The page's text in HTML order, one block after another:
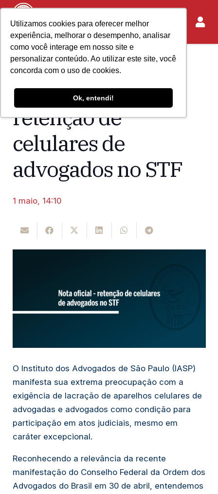
Utilizamos cookies para oferecer melhor
experiência, melhorar o desempenho, analisar
como você interage em nosso site e
personalizar conteúdo. Ao utilizar este site, você
concorda com o uso de cookies.
Ok, entendi!
Home Acontece no IASP
Nota oficial –
retenção de
celulares de
advogados no STF
1 maio, 14:10
O Instituto dos Advogados de São Paulo (IASP)
manifesta sua extrema preocupação com a
exigência de lacração de aparelhos celulares de
advogadas e advogados como condição para
participação em atos judiciais, mesmo em
caráter excepcional.
Reconhecendo a relevância da recente
manifestação do Conselho Federal da Ordem dos
Advogados do Brasil em 30 de abril, entendemos